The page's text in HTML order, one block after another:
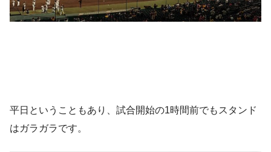
平日ということもあり、試合開始の1時間前でもスタンド
はガラガラです。